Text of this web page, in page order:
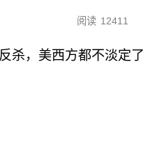
阅读 12411
杀，美西方都不淡定了